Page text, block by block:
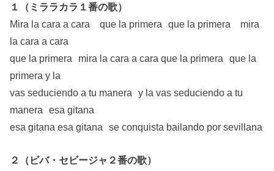
１（ミララカラ１番の歌）
Mira la cara a cara que la primera que la primera mira
la cara a cara
que la primera mira la cara a cara que la primera que la
primera y la
vas seduciendo a tu manera y la vas seduciendo a tu
manera esa gitana
esa gitana esa gitana se conquista bailando por sevillana
２（ビバ・セビージャ２番の歌）